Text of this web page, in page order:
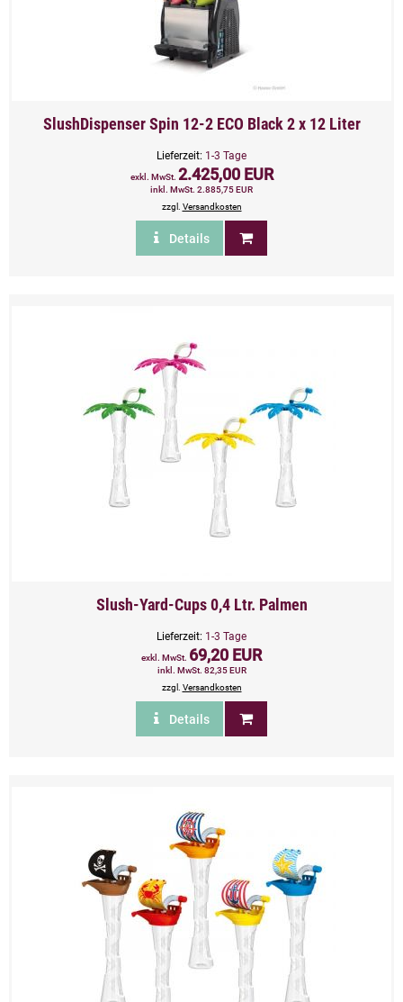
SlushDispenser Spin 12-2 ECO Black 2 x 12 Liter
Lieferzeit: 1-3 Tage
exkl. MwSt. 2.425,00 EUR
inkl. MwSt. 2.885,75 EUR
zzgl. Versandkosten
Details
Slush-Yard-Cups 0,4 Ltr. Palmen
Lieferzeit: 1-3 Tage
exkl. MwSt. 69,20 EUR
inkl. MwSt. 82,35 EUR
zzgl. Versandkosten
Details